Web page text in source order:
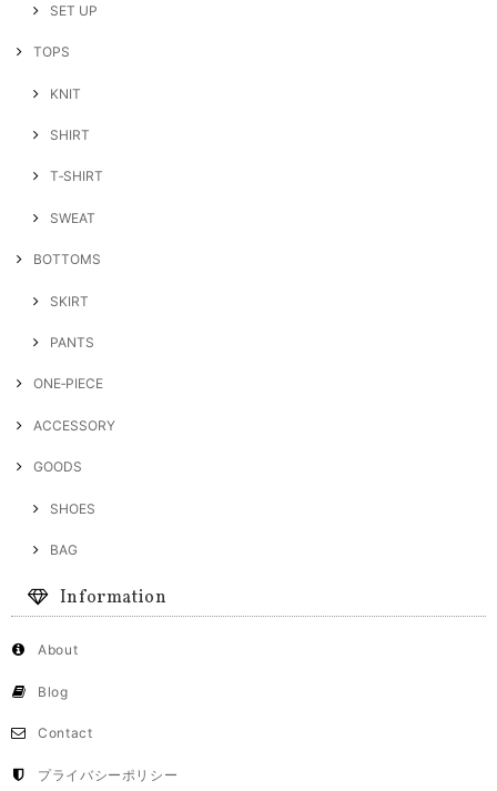
SET UP
TOPS
KNIT
SHIRT
T‐SHIRT
SWEAT
BOTTOMS
SKIRT
PANTS
ONE‐PIECE
ACCESSORY
GOODS
SHOES
BAG
Information
About
Blog
Contact
プライバシーポリシー